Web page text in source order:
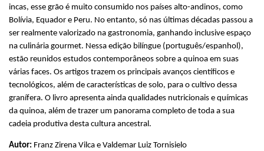
incas, esse grão é muito consumido nos países alto-andinos, como
Bolívia, Equador e Peru. No entanto, só nas últimas décadas passou a
ser realmente valorizado na gastronomia, ganhando inclusive espaço
na culinária gourmet. Nessa edição bilíngue (português/espanhol),
estão reunidos estudos contemporâneos sobre a quinoa em suas
várias faces. Os artigos trazem os principais avanços científicos e
tecnológicos, além de características de solo, para o cultivo dessa
granífera. O livro apresenta ainda qualidades nutricionais e químicas
da quinoa, além de trazer um panorama completo de toda a sua
cadeia produtiva desta cultura ancestral.
Autor: Franz Zirena Vilca e Valdemar Luiz Tornisielo